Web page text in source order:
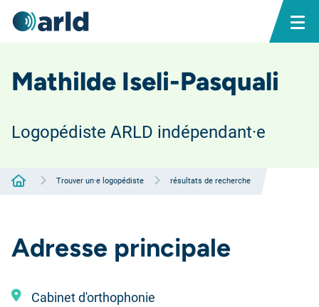
Mathilde Iseli-Pasquali
Logopédiste ARLD indépendant·e
Accueil
Trouver un·e logopédiste résultats de recherche
Adresse principale
Cabinet d'orthophonie